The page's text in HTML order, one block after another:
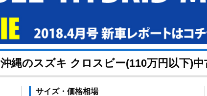
沖縄のスズキ クロスビー(110万円以下)中
サイズ・価格相場